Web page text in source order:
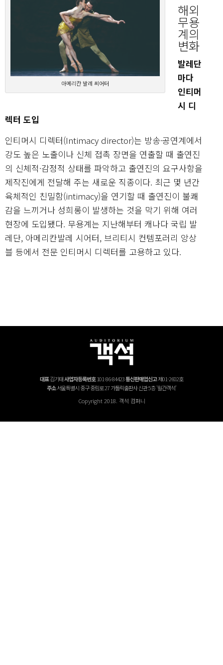
아메리칸 발레 씨어터
해외
무용
계의
변화
발레단
마다
인티머
시 디
렉터 도입
인티머시 디렉터(Intimacy director)는 방송·공연계에서
강도 높은 노출이나 신체 접촉 장면을 연출할 때 출연진
의 신체적·감정적 상태를 파악하고 출연진의 요구사항을
제작진에게 전달해 주는 새로운 직종이다. 최근 몇 년간
육체적인 친밀함(intimacy)을 연기할 때 출연진이 불쾌
감을 느끼거나 성희롱이 발생하는 것을 막기 위해 여러
현장에 도입됐다. 무용계는 지난해부터 캐나다 국립 발
레단, 아메리칸발레 시어터, 브리티시 컨템포러리 앙상
블 등에서 전문 인티머시 디렉터를 고용하고 있다.
대표김기태사업자등록번호101-86-84423통신판매업신고제01-2602호
주소서울특별시 중구 중림로 27 가톨릭출판사 신관 5층 '월간객석'
Copyright 2018. 객석 컴퍼니